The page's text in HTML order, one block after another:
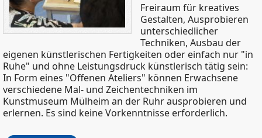
Freiraum für kreatives
Gestalten, Ausprobieren
unterschiedlicher
Techniken, Ausbau der
eigenen künstlerischen Fertigkeiten oder einfach nur "in
Ruhe" und ohne Leistungsdruck künstlerisch tätig sein:
In Form eines "Offenen Ateliers" können Erwachsene
verschiedene Mal- und Zeichentechniken im
Kunstmuseum Mülheim an der Ruhr ausprobieren und
erlernen. Es sind keine Vorkenntnisse erforderlich.